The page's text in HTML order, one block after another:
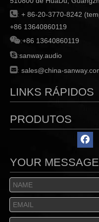
: + 86-20-3770-8242
+86 13640860119
:+86 13640860119
:sanway.audio
: sales@china-
LINKS RÁPIDOS
PRODUTOS
YOUR MESSAGE